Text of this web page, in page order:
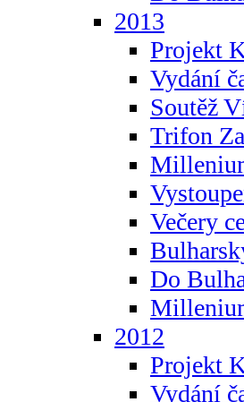
2013
Projekt
Vydání
Soutěž
Trifon
Večery
Do
2012
Projekt
Vydání